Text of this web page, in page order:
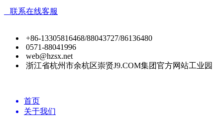
联系在线客服
+86-13305816468/88043727/86136480
0571-88041996
web@hzsx.net
浙江省杭州市余杭区崇贤J9.COM集团官方网站工业园
首页
关于我们